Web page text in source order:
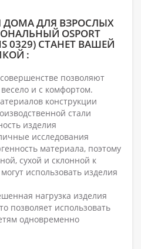
ДОМА ДЛЯ ВЗРОСЛЫХ
OSPORT
0329) СТАНЕТ ВАШЕЙ
:
позволяют
и с комфортом.
конструкции
стали
изделия
исследования
материала, поэтому
сухой и склонной к
использовать изделия
нагрузка изделия
позволяет использовать
одновременно